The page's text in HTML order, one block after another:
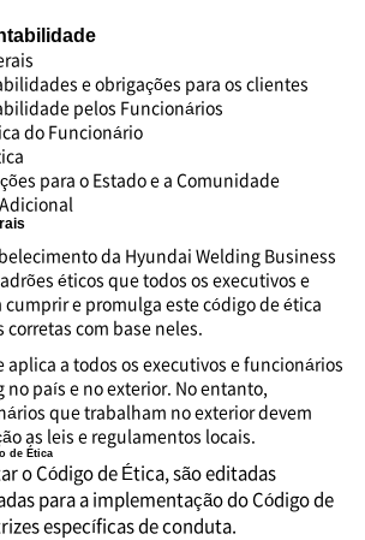
e obrigações para os clientes
pelos Funcionários
do Funcionário
para o Estado e a Comunidade
da Hyundai Welding Business
éticos que todos os executivos e
e promulga este código de ética
corretas com base neles.
aplica a todos os executivos e funcionários
país e no exterior. No entanto,
que trabalham no exterior devem
as leis e regulamentos locais.
de Ética
o Código de Ética, são editadas
para a implementação do Código de
específicas de conduta.